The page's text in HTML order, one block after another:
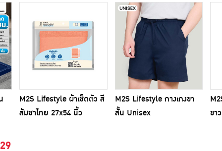
M2S Lifestyle ผ้าเช็ดตัว สี
ส้มชาไทย 27x54 นิ้ว
M2S Lifestyle กางเกงขา
สั้น Unisex
ขา